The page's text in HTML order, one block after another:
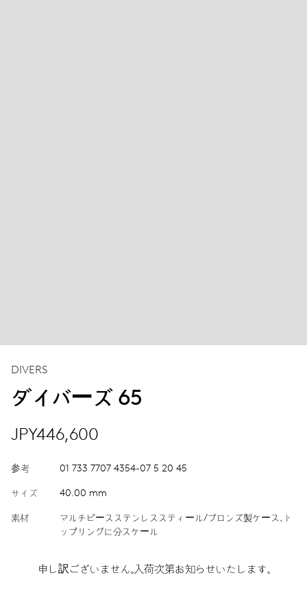
DIVERS
ダイバーズ 65
JPY446,600
参考 01 733 7707 4354-07 5 20 45
サイズ 40.00 mm
素材
マルチピースステンレススティール/ブロンズ製ケース、ト
ップリングに分スケール
申し訳ございません。入荷次第お知らせいたします。